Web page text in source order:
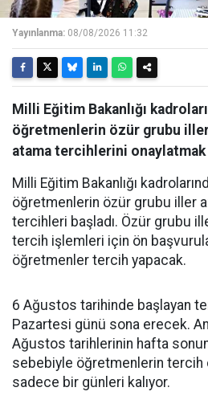
Yayınlanma: 08/08/2026 11:32
Milli Eğitim Bakanlığı
öğretmenlerin özür grubu
atama tercihlerini
Milli Eğitim Bakanlığı
öğretmenlerin özür grubu iller
tercihleri başladı. Özür grubu
tercih işlemleri için ön
öğretmenler tercih yapacak.
6 Ağustos tarihinde başlayan
Pazartesi günü sona erecek.
Ağustos tarihlerinin hafta
sebebiyle öğretmenlerin tercih
sadece bir günleri kalıyor.